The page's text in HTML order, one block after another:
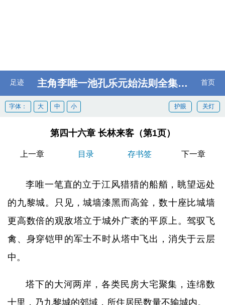
足迹 主角李唯一池孔乐元始法则全集阅读 首页
关灯
护眼
字体： 大 中 小
第四十六章 长林来客（第1页）
上一章 目录 存书签 下一章
李唯一笔直的立于江风猎猎的船艏，眺望远处
的九黎城。只见，城墙漆黑而高耸，数十座比城墙
更高数倍的观敌塔立于城外广袤的平原上。驾驭飞
禽、身穿铠甲的军士不时从塔中飞出，消失于云层
中。
塔下的大河两岸，各类民房大宅聚集，连绵数
十里，乃九黎城的郊域，所住居民数量不输城内。